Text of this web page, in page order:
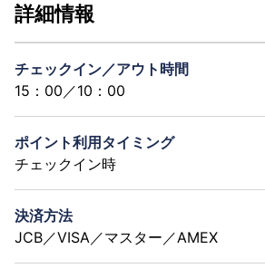
詳細情報
チェックイン／アウト時間
15：00／10：00
ポイント利用タイミング
チェックイン時
決済方法
JCB／VISA／マスター／AMEX